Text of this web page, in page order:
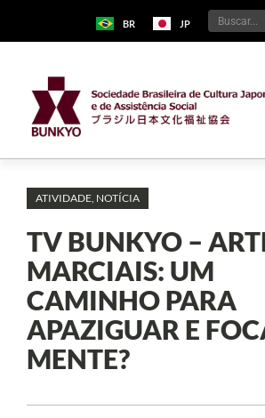
BR JP
ATIVIDADE NOTÍCIA
TV BUNKYO –
MARCIAIS: UM
CAMINHO PARA
APAZIGUAR E
MENTE?